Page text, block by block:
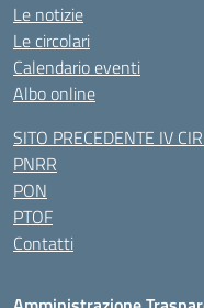
Le notizie
Le circolari
Calendario eventi
Albo online
SITO PRECEDENTE IV
PNRR
PON
PTOF
Contatti